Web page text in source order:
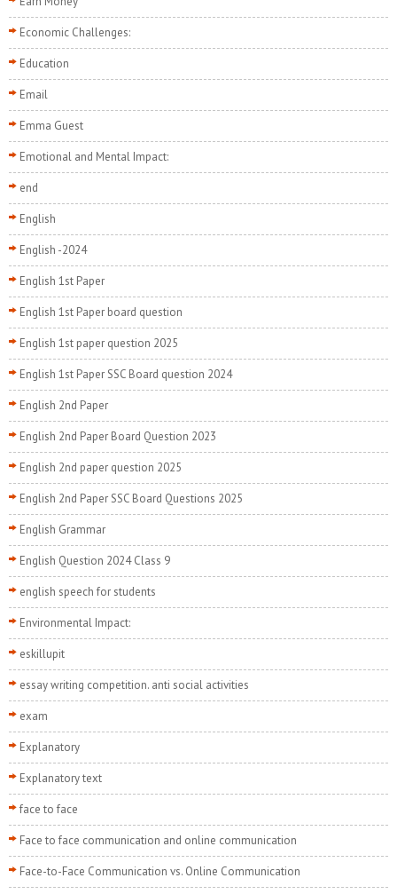
Economic Challenges:
Education
Email
Emma Guest
Emotional and Mental Impact:
end
English
English -2024
English 1st Paper
English 1st Paper board question
English 1st paper question 2025
English 1st Paper SSC Board question 2024
English 2nd Paper
English 2nd Paper Board Question 2023
English 2nd paper question 2025
English 2nd Paper SSC Board Questions 2025
English Grammar
English Question 2024 Class 9
english speech for students
Environmental Impact:
eskillupit
essay writing competition. anti social activities
exam
Explanatory
Explanatory text
face to face
Face to face communication and online communication
Face-to-Face Communication vs. Online Communication